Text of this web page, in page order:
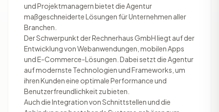
und Projektmanagern bietet die Agentur
maßgeschneiderte Lösungen für Unternehmen aller
Branchen.
Der Schwerpunkt der Rechnerhaus GmbH liegt auf der
Entwicklung von Webanwendungen, mobilen Apps
und E-Commerce-Lösungen. Dabei setzt die Agentur
auf modernste Technologien und Frameworks, um
ihren Kunden eine optimale Performance und
Benutzerfreundlichkeit zu bieten.
Auch die Integration von Schnittstellen und die